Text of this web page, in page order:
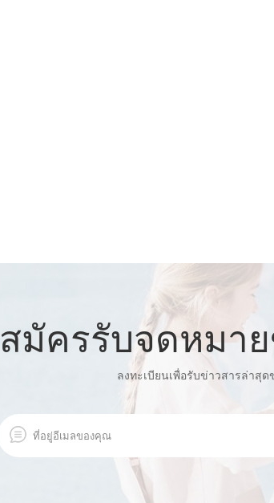
สมัครรับจดหมาย
ลงทะเบียนเพื่อรับข่าวสารล่าสุด